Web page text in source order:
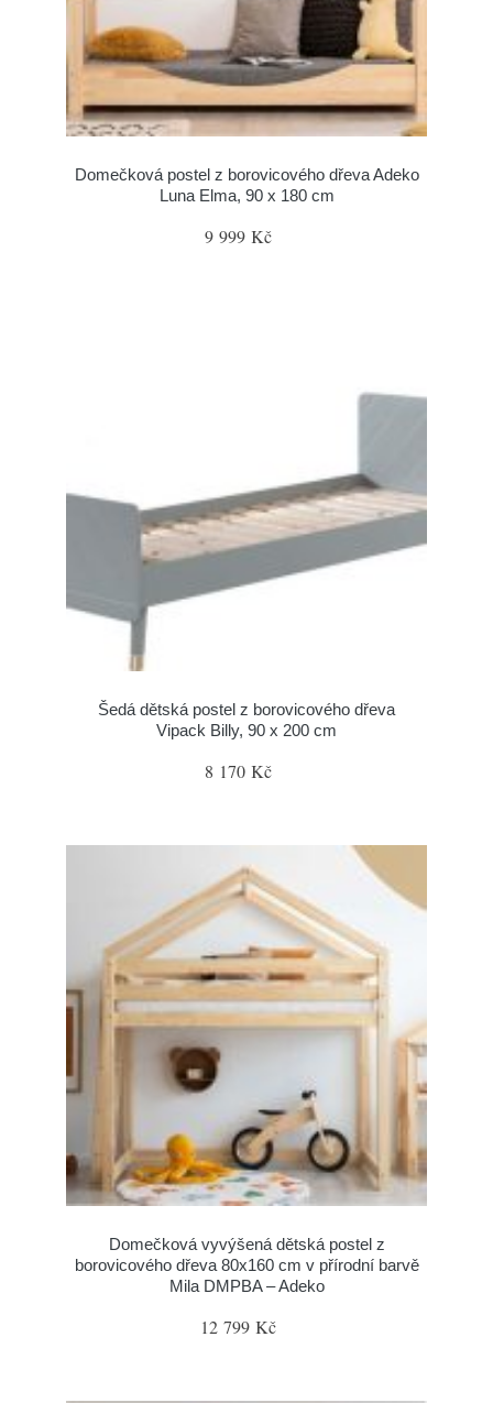
Domečková postel z borovicového dřeva Adeko
Luna Elma, 90 x 180 cm
9 999 Kč
Šedá dětská postel z borovicového dřeva
Vipack Billy, 90 x 200 cm
8 170 Kč
Domečková vyvýšená dětská postel z
borovicového dřeva 80x160 cm v přírodní barvě
Mila DMPBA – Adeko
12 799 Kč